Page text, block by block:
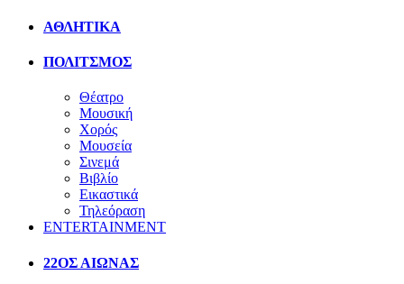
ΑΘΛΗΤΙΚΑ
ΠΟΛΙΤΣΜΟΣ
Θέατρο
Μουσική
Χορός
Μουσεία
Σινεμά
Βιβλίο
Εικαστικά
Τηλεόραση
ENTERTAINMENT
22ΟΣ ΑΙΩΝΑΣ